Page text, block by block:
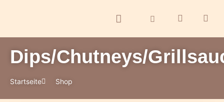
Dips/Chutneys/
Startseite Shop